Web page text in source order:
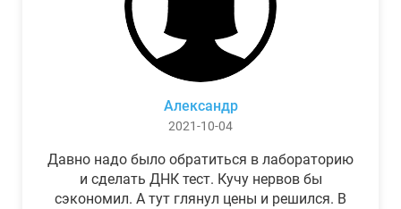
Александр
2021-10-04
Давно надо было обратиться в лабораторию
и сделать ДНК тест. Кучу нервов бы
сэкономил. А тут глянул цены и решился. В